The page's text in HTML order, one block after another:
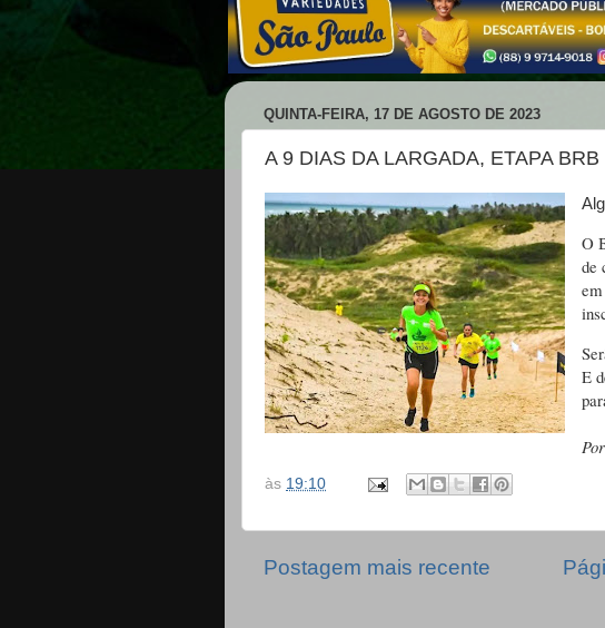
QUINTA-FEIRA, 17 DE AGOSTO DE 2023
A 9 DIAS DA LARGADA, ETAPA
O
de
E
às 19:10
Postagem mais recente